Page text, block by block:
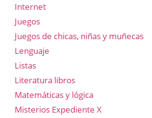
Internet
Juegos
Juegos de chicas, niñas y muñecas
Lenguaje
Listas
Literatura libros
Matemáticas y lógica
Misterios Expediente X